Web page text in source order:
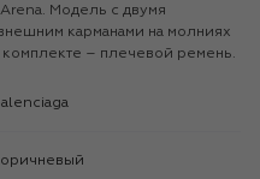
Модель с двумя
карманами на молниях
– плечевой ремень.
Balenciaga
Коричневый